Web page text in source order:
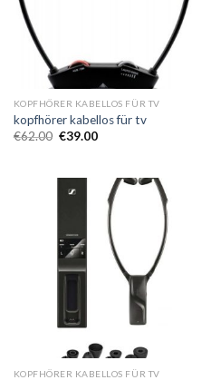
KOPFHÖRER KABELLOS FÜR TV
kopfhörer kabellos für tv
€62.00 €39.00
KOPFHÖRER KABELLOS FÜR TV